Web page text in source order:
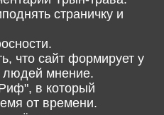
страничку и
что сайт формирует у
мнение.
в который
от времени.